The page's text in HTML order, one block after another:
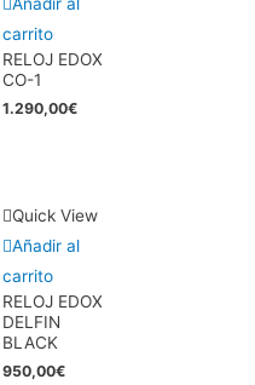
Añadir al
carrito
RELOJ EDOX
CO-1
1.290,00€
Quick View
Añadir al
carrito
RELOJ EDOX
DELFIN
BLACK
950,00€